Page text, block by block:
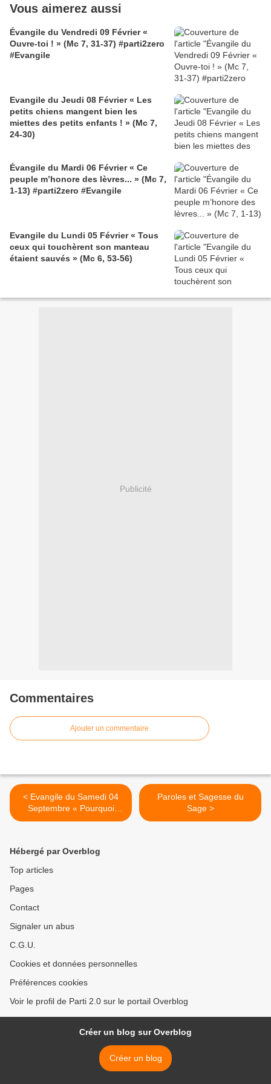
Vous aimerez aussi
Évangile du Vendredi 09 Février «
Ouvre-toi ! » (Mc 7, 31-37) #parti2zero
#Evangile
Evangile du Jeudi 08 Février « Les
petits chiens mangent bien les
miettes des petits enfants ! » (Mc 7,
24-30)
Évangile du Mardi 06 Février « Ce
peuple m’honore des lèvres... » (Mc 7,
1-13) #parti2zero #Evangile
Evangile du Lundi 05 Février « Tous
ceux qui touchèrent son manteau
étaient sauvés » (Mc 6, 53-56)
Publicité
Commentaires
Ajouter un commentaire
< Evangile du Samedi 04
Septembre « Pourquoi
faites-vous ce qui n’est pas
Paroles et Sagesse du
Sage >
Hébergé par Overblog
Top articles
Pages
Contact
Signaler un abus
C.G.U.
Cookies et données personnelles
Préférences cookies
Voir le profil de Parti 2.0 sur le portail Overblog
Créer un blog sur Overblog
Créer un blog